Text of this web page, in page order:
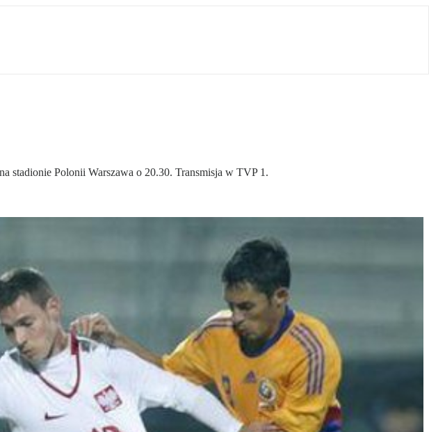
stadionie Polonii Warszawa o 20.30. Transmisja w TVP 1.